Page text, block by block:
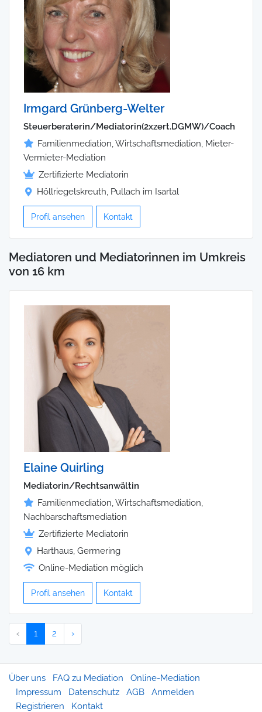
Irmgard Grünberg-Welter
Steuerberaterin/Mediatorin(2xzert.DGMW)/Coach
Familienmediation, Wirtschaftsmediation, Mieter-
Vermieter-Mediation
Zertifizierte Mediatorin
Höllriegelskreuth, Pullach im Isartal
Profil ansehen Kontakt
Mediatoren und Mediatorinnen im Umkreis
von 16 km
Elaine Quirling
Mediatorin/Rechtsanwältin
Familienmediation, Wirtschaftsmediation,
Nachbarschaftsmediation
Zertifizierte Mediatorin
Harthaus, Germering
Online-Mediation möglich
Profil ansehen Kontakt
‹ 1 2 ›
Über uns FAQ zu Mediation
Online-Mediation
Impressum
Datenschutz AGB
Anmelden
Registrieren
Kontakt